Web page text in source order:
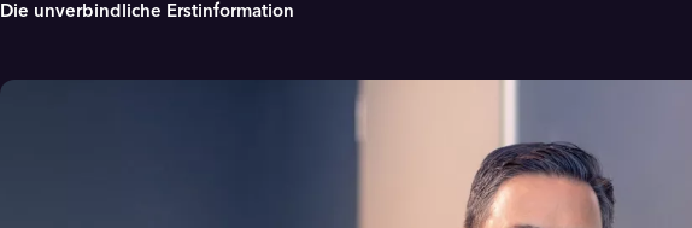
Die unverbindliche Erstinformation